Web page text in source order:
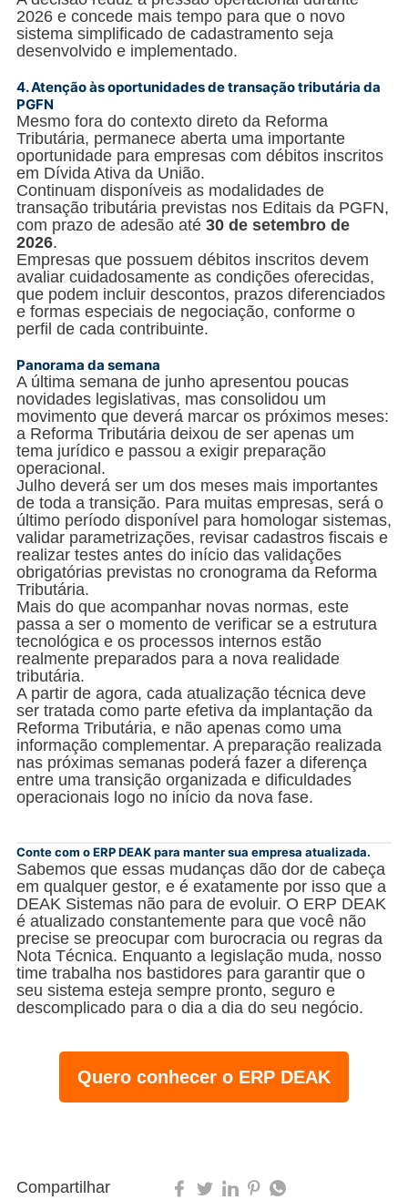
2026 e concede mais tempo para que o novo
sistema simplificado de cadastramento seja
desenvolvido e implementado.
4.Atenção às oportunidades de transação tributária da
PGFN
Mesmo fora do contexto direto da Reforma
Tributária, permanece aberta uma importante
oportunidade para empresas com débitos inscritos
em Dívida Ativa da União.
Continuam disponíveis as modalidades de
transação tributária previstas nos Editais da PGFN,
com prazo de adesão até 30 de setembro de
2026.
Empresas que possuem débitos inscritos devem
avaliar cuidadosamente as condições oferecidas,
que podem incluir descontos, prazos diferenciados
e formas especiais de negociação, conforme o
perfil de cada contribuinte.
Panorama da semana
A última semana de junho apresentou poucas
novidades legislativas, mas consolidou um
movimento que deverá marcar os próximos meses:
a Reforma Tributária deixou de ser apenas um
tema jurídico e passou a exigir preparação
operacional.
Julho deverá ser um dos meses mais importantes
de toda a transição. Para muitas empresas, será o
último período disponível para homologar sistemas,
validar parametrizações, revisar cadastros fiscais e
realizar testes antes do início das validações
obrigatórias previstas no cronograma da Reforma
Tributária.
Mais do que acompanhar novas normas, este
passa a ser o momento de verificar se a estrutura
tecnológica e os processos internos estão
realmente preparados para a nova realidade
tributária.
A partir de agora, cada atualização técnica deve
ser tratada como parte efetiva da implantação da
Reforma Tributária, e não apenas como uma
informação complementar. A preparação realizada
nas próximas semanas poderá fazer a diferença
entre uma transição organizada e dificuldades
operacionais logo no início da nova fase.
Conte com o ERP DEAK para manter sua empresa atualizada.
Sabemos que essas mudanças dão dor de cabeça
em qualquer gestor, e é exatamente por isso que a
DEAK Sistemas não para de evoluir. O ERP DEAK
é atualizado constantemente para que você não
precise se preocupar com burocracia ou regras da
Nota Técnica. Enquanto a legislação muda, nosso
time trabalha nos bastidores para garantir que o
seu sistema esteja sempre pronto, seguro e
descomplicado para o dia a dia do seu negócio.
Quero conhecer o ERP DEAK
Compartilhar